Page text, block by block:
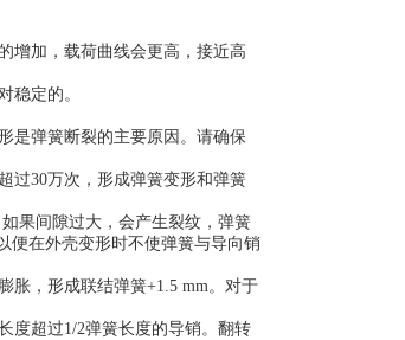
增加，载荷曲线会更高，接近高
稳定的。
是弹簧断裂的主要原因。请确保
过30万次，形成弹簧变形和弹簧
果间隙过大，会产生裂纹，弹簧
便在外壳变形时不使弹簧与导向销
胀，形成联结弹簧+1.5 mm。对于
度超过1/2弹簧长度的导销。翻转